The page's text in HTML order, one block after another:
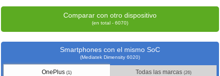
Comparar con otro dispositivo
(en total - 6070)
Smartphones con el mismo SoC
(Mediatek Dimensity 6020)
OnePlus(1) Todas las marcas (26)